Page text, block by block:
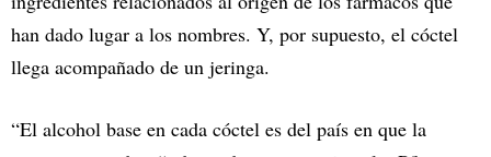
han dado lugar a los nombres. Y, por supuesto, el cóctel
llega acompañado de un jeringa.
“El alcohol base en cada cóctel es del país en que la